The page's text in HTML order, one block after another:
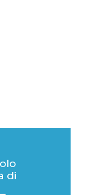
di